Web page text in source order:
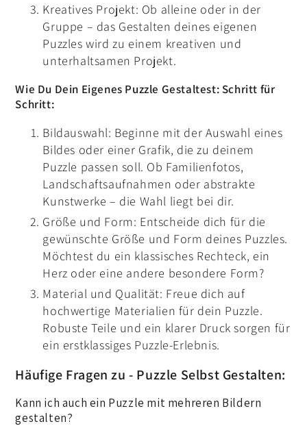
Kreatives Projekt: Ob alleine oder in der
Gruppe – das Gestalten deines eigenen
Puzzles wird zu einem kreativen und
unterhaltsamen Projekt.
Wie Du Dein Eigenes Puzzle Gestaltest: Schritt für
Schritt:
Bildauswahl: Beginne mit der Auswahl eines
Bildes oder einer Grafik, die zu deinem
Puzzle passen soll. Ob Familienfotos,
Landschaftsaufnahmen oder abstrakte
Kunstwerke – die Wahl liegt bei dir.
Größe und Form: Entscheide dich für die
gewünschte Größe und Form deines Puzzles.
Möchtest du ein klassisches Rechteck, ein
Herz oder eine andere besondere Form?
Material und Qualität: Freue dich auf
hochwertige Materialien für dein Puzzle.
Robuste Teile und ein klarer Druck sorgen für
ein erstklassiges Puzzle-Erlebnis.
Häufige Fragen zu - Puzzle Selbst Gestalten:
Kann ich auch ein Puzzle mit mehreren Bildern
gestalten?